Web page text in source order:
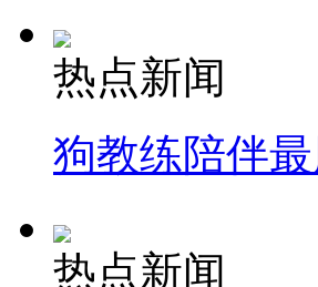
热点新闻
狗教练陪伴
热点新闻